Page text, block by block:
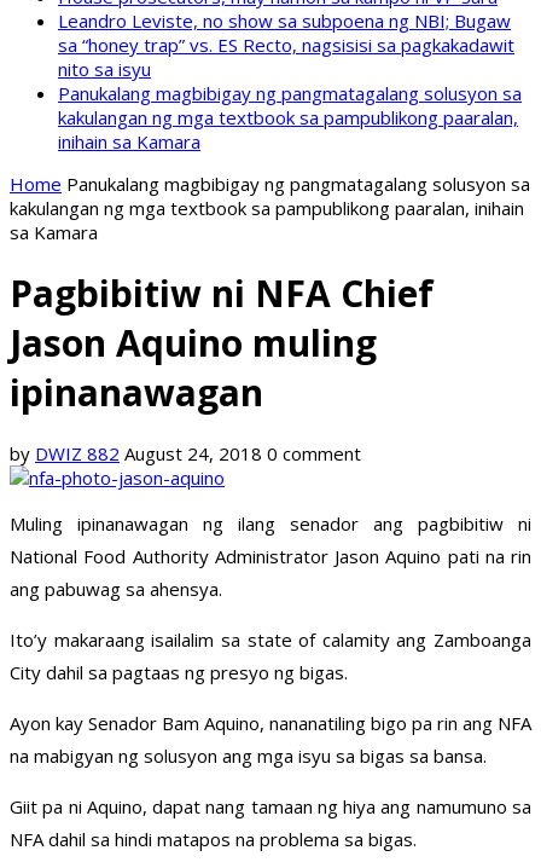
Leandro Leviste, no show sa subpoena ng NBI; Bugaw
sa “honey trap” vs. ES Recto, nagsisisi sa pagkakadawit
nito sa isyu
Panukalang magbibigay ng pangmatagalang solusyon sa
kakulangan ng mga textbook sa pampublikong paaralan,
inihain sa Kamara
Home Panukalang magbibigay ng pangmatagalang solusyon sa
kakulangan ng mga textbook sa pampublikong paaralan, inihain
sa Kamara
Pagbibitiw ni NFA Chief
Jason Aquino muling
ipinanawagan
by DWIZ 882 August 24, 2018 0 comment
Muling ipinanawagan ng ilang senador ang pagbibitiw ni
National Food Authority Administrator Jason Aquino pati na rin
ang pabuwag sa ahensya.
Ito’y makaraang isailalim sa state of calamity ang Zamboanga
City dahil sa pagtaas ng presyo ng bigas.
Ayon kay Senador Bam Aquino, nananatiling bigo pa rin ang NFA
na mabigyan ng solusyon ang mga isyu sa bigas sa bansa.
Giit pa ni Aquino, dapat nang tamaan ng hiya ang namumuno sa
NFA dahil sa hindi matapos na problema sa bigas.